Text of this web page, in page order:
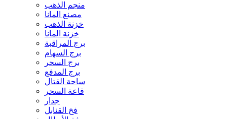
منجم الذهب
مصنع المانا
خزنة الذهب
خزنة المانا
برج المراقبة
برج السهام
برج السحر
برج المدفع
ساحة القتال
قاعة السحر
جدار
فخ القنابل